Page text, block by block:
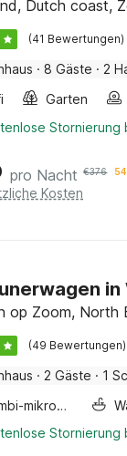
Dutch coast,
(41 Bewertungen)
· 8 Gäste · 2
Garten
pro Nacht €376
Kosten
op Zoom, North
(49 Bewertungen)
· 2 Gäste · 1
Kombi-mikrowelle
Stornierung